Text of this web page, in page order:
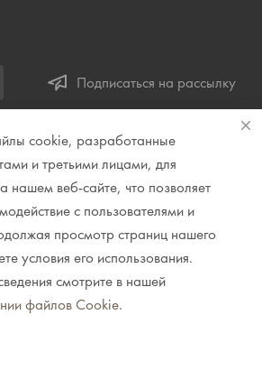
Подписаться на рассылку
04-11
ул. Хохрякова, д. 98, салон 27, ТЦ
Центральный вход с ул. Куйбышева
"Природа звука" // Звук. Свет.
решения. Музыкальные
cookie, разработанные
и третьими лицами, для
нашем веб-сайте, что позволяет
с пользователями и
просмотр страниц нашего
условия его использования.
смотрите в нашей
файлов Cookie.